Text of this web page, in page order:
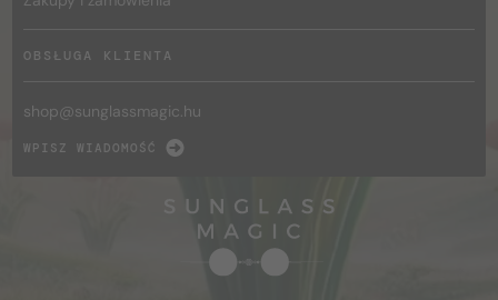
OBSŁUGA KLIENTA
shop@sunglassmagic.hu
WPISZ WIADOMOŚĆ